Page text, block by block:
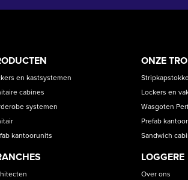
en kastsystemen
cabines
systemen
kantoorunits
ONZE
Lockers en
Wasgoten
Prefab
Sandwich
LOGGERE
Over ons